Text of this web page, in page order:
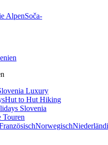
AlpenSoča-
Luxury
Hut to Hut Hiking
Slovenia
Touren
Norwegisch